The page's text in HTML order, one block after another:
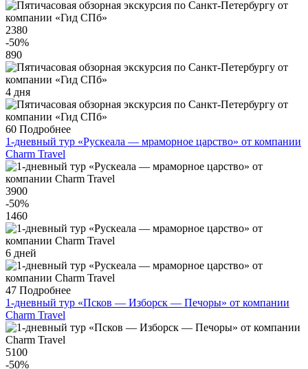
2380
-50%
890
4 дня
60 Подробнее
1-дневный тур «Рускеала — мраморное царство» от компании
Charm Travel
3900
-50%
1460
6 дней
47 Подробнее
1-дневный тур «Псков — Изборск — Печоры» от компании
Charm Travel
5100
-50%